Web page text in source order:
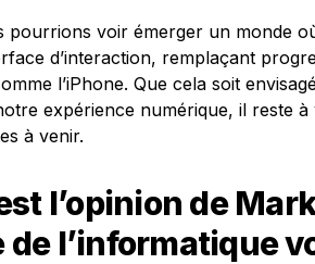
pourrions voir émerger un monde
d’interaction, remplaçant
l’iPhone. Que cela soit
expérience numérique, il reste
à venir.
l’opinion de
de l’informatique